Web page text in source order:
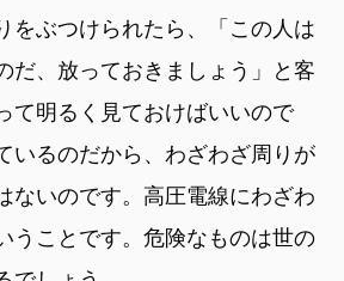
をぶつけられたら、「この人は
だ、放っておきましょう」と客
て明るく見ておけばいいので
いるのだから、わざわざ周りが
ないのです。高圧電線にわざわ
うことです。危険なものは世の